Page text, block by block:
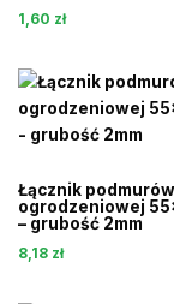
1,60 zł
Łącznik
ogrodzeniowej
– grubość 2mm
8,18 zł